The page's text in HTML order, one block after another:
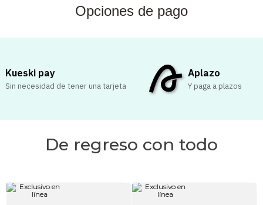
Opciones de pago
Kueski pay
Sin necesidad de tener una tarjeta
Aplazo
Y paga a plazos
De regreso con todo